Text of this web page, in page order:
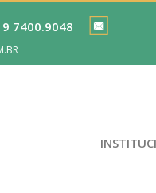
7400.9048